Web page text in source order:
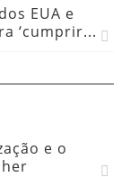
EUA e
‘cumprir...
e o